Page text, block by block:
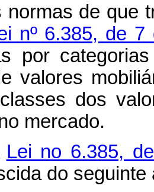
de que
nº 6.385, de 7
por
valores
dos
mercado.
Lei no 6.385,
do seguinte